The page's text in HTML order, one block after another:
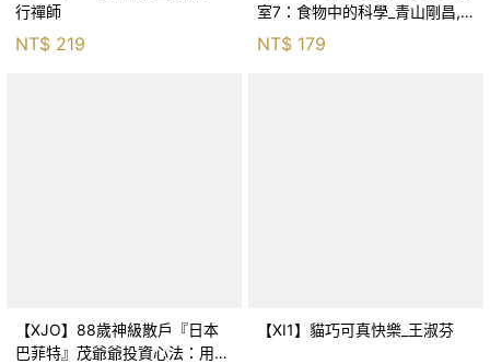
行禪師
NT$ 219
室7：食物中的科學_青山剛昌,
NT$ 179
【XJO】88歲神級散戶『日本
巴菲特』茂爺爺投資心法：用
【XI1】貓巧可真快樂_王淑芬